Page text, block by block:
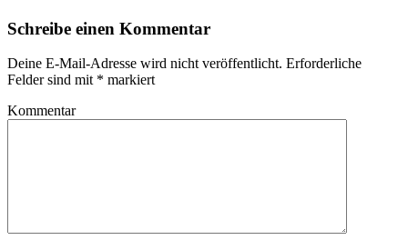
Schreibe einen Kommentar
Deine E-Mail-Adresse wird nicht veröffentlicht. Erforderliche
Felder sind mit * markiert
Kommentar